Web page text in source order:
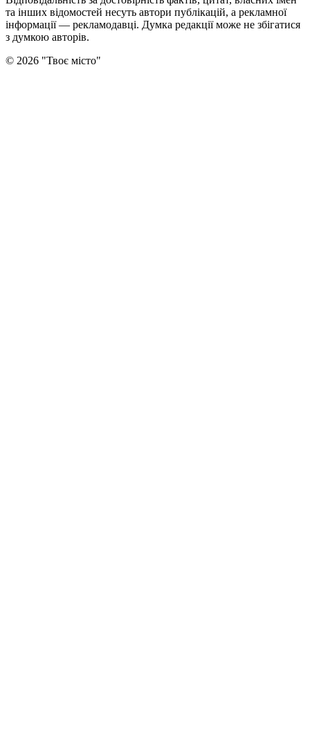
та інших відомостей несуть автори публікацій, а рекламної
інформації — рекламодавці. Думка редакцiї може не збiгатися
з думкою авторiв.
© 2026 "Твоє місто"